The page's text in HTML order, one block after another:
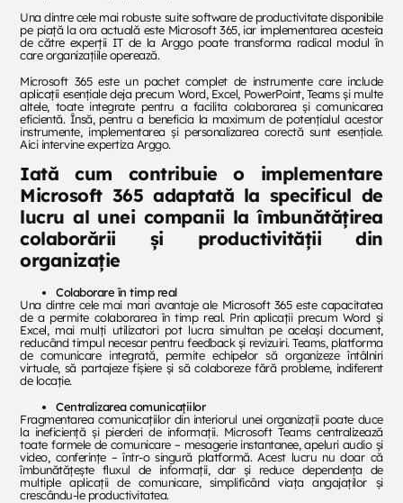
Una dintre cele mai robuste suite software de productivitate disponibile
pe piață la ora actuală este Microsoft 365, iar implementarea acesteia
de către experții IT de la Arggo poate transforma radical modul în
care organizațiile operează.
Microsoft 365 este un pachet complet de instrumente care include
aplicații esențiale deja precum Word, Excel, PowerPoint, Teams și multe
altele, toate integrate pentru a facilita colaborarea și comunicarea
eficientă. Însă, pentru a beneficia la maximum de potențialul acestor
instrumente, implementarea și personalizarea corectă sunt esențiale.
Aici intervine expertiza Arggo.
Iată cum contribuie o implementare
Microsoft 365 adaptată la specificul de
lucru al unei companii la îmbunătățirea
colaborării și productivității din
organizație
Colaborare în timp real
Una dintre cele mai mari avantaje ale Microsoft 365 este capacitatea
de a permite colaborarea în timp real. Prin aplicații precum Word și
Excel, mai mulți utilizatori pot lucra simultan pe același document,
reducând timpul necesar pentru feedback și revizuiri. Teams, platforma
de comunicare integrată, permite echipelor să organizeze întâlniri
virtuale, să partajeze fișiere și să colaboreze fără probleme, indiferent
de locație.
Centralizarea comunicațiilor
Fragmentarea comunicațiilor din interiorul unei organizații poate duce
la ineficiență și pierderi de informații. Microsoft Teams centralizează
toate formele de comunicare – mesagerie instantanee, apeluri audio și
video, conferințe – într-o singură platformă. Acest lucru nu doar că
îmbunătățește fluxul de informații, dar și reduce dependența de
multiple aplicații de comunicare, simplificând viața angajaților și
crescându-le productivitatea.